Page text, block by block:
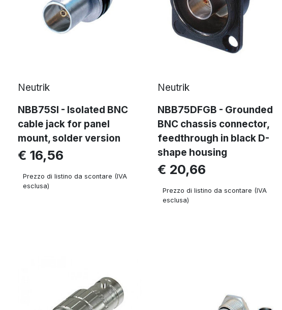
Neutrik
NBB75SI - Isolated BNC
cable jack for panel
mount, solder version
€ 16,56
Prezzo di listino da scontare (IVA
esclusa)
Neutrik
NBB75DFGB - Grounded
BNC chassis connector,
feedthrough in black D-
shape housing
€ 20,66
Prezzo di listino da scontare (IVA
esclusa)